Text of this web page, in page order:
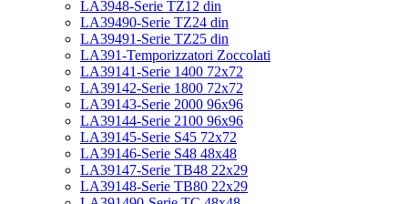
LA3948-Serie TZ12 din
LA39490-Serie TZ24 din
LA39491-Serie TZ25 din
LA391-Temporizzatori Zoccolati
LA39141-Serie 1400 72x72
LA39142-Serie 1800 72x72
LA39143-Serie 2000 96x96
LA39144-Serie 2100 96x96
LA39145-Serie S45 72x72
LA39146-Serie S48 48x48
LA39147-Serie TB48 22x29
LA39148-Serie TB80 22x29